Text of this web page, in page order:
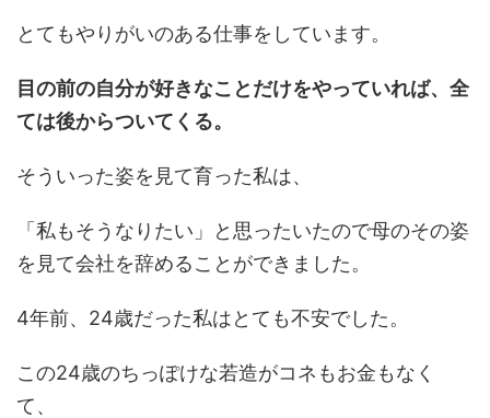
とてもやりがいのある仕事をしています。
目の前の自分が好きなことだけをやっていれば、全
ては後からついてくる。
そういった姿を見て育った私は、
「私もそうなりたい」と思ったいたので母のその姿
を見て会社を辞めることができました。
4年前、24歳だった私はとても不安でした。
この24歳のちっぽけな若造がコネもお金もなく
て、